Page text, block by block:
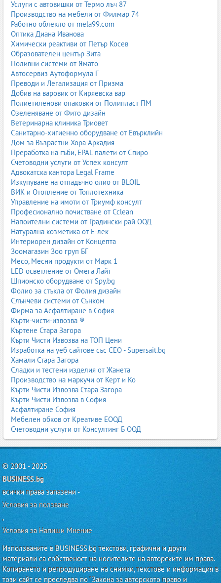
Услуги с автовишки от Термо лъч 87
Производство на мебели от Филмар 74
Работно облекло от mela99.com
Оптика Диана Иванова
Химически реактиви от Петър Косев
Образователен център Зита
Поливни системи от Ямато
Автосервиз Аутоформула Г
Преводи и Легализация от Призма
Добив на варовик от Киряевска вар
Полиетиленови опаковки от Полипласт ПМ
Озеленяване от Фито дизайн
Ветеринарна клиника Триовет
Санитарно-хигиенно оборудване от Евърклийн
Дом за Възрастни Хора Аркадия
Преработка на гъби, EPAL палети от Спиро
Счетоводни услуги от Успех консулт
Адвокатска кантора Legal Frame
Изкупуване на отпадъчно олио от BLOIL
ВИК и Отопление от Топлотехника
Управление на имоти от Триумф консулт
Професионално почистване от Cclean
Напоителни системи от Градински рай ООД
Натурална козметика от Е-лек
Интериорен дизайн от Концепта
Зоомагазин Зоо груп БГ
Месо, Месни продукти от Марк 1
LED осветление от Омега Лайт
Шпионско оборудване от Spy.bg
Фолио за стъкла от Фолия дизайн
Слънчеви системи от Сънком
Фирма за Асфалтиране в София
Кърти-чисти-извозва ®
Къртене Стара Загора
Кърти Чисти Извозва на ТОП Цени
Изработка на уеб сайтове със СЕО - Supersait.bg
Хамали Стара Загора
Сладки и тестени изделия от Жанета
Производство на маркучи от Керт и Ко
Кърти Чисти Извозва Стара Загора
Кърти Чисти Извозва в София
Асфалтиране София
Мебелен обков от Креативе ЕООД
Счетоводни услуги от Консултинг Б ООД
© 2001 - 2025
BUSINESS.bg
всички права запазени -
Условия за ползване
,
Условия за Напиши Мнение
Използваните в BUSINESS.bg текстови, графични и други
материали са собственост на носителите на авторските им права.
Копирането и репродуциране на снимки, текстове и информация в
този сайт се преследва по "Закона за авторското право и